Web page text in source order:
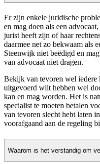
Er zijn enkele juridische
en mag doen als een
jurist heeft zijn of haar
daarmee net zo bekwaam als
Steenwijk niet beëdigd en
van advocaat niet dragen.
Bekijk van tevoren wel iedere
uitgevoerd wilt hebben wel
kan en mag worden. Het is
specialist te moeten betalen
van tevoren slecht hebt laten
voorafgaand aan de regeling
Waarom is het verstandig om